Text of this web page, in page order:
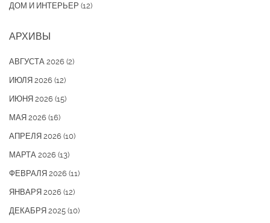
ДОМ И ИНТЕРЬЕР (12)
АРХИВЫ
АВГУСТА 2026 (2)
ИЮЛЯ 2026 (12)
ИЮНЯ 2026 (15)
МАЯ 2026 (16)
АПРЕЛЯ 2026 (10)
МАРТА 2026 (13)
ФЕВРАЛЯ 2026 (11)
ЯНВАРЯ 2026 (12)
ДЕКАБРЯ 2025 (10)